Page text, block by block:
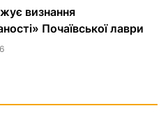
визнання
Почаївської лаври